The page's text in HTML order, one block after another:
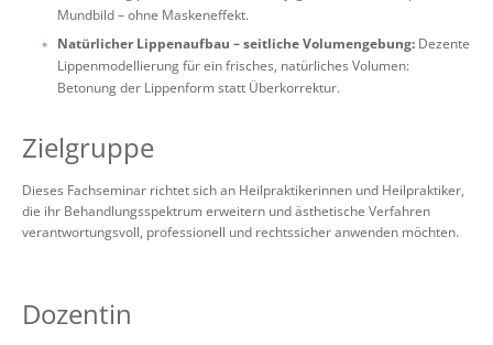
Mundbild – ohne Maskeneffekt.
Natürlicher Lippenaufbau – seitliche Volumengebung: Dezente
Lippenmodellierung für ein frisches, natürliches Volumen:
Betonung der Lippenform statt Überkorrektur.
Zielgruppe
Dieses Fachseminar richtet sich an Heilpraktikerinnen und Heilpraktiker,
die ihr Behandlungsspektrum erweitern und ästhetische Verfahren
verantwortungsvoll, professionell und rechtssicher anwenden möchten.
Dozentin